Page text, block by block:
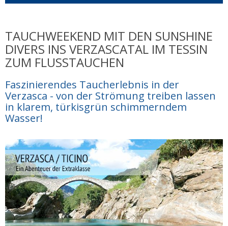
TAUCHWEEKEND MIT DEN SUNSHINE
DIVERS INS VERZASCATAL IM TESSIN
ZUM FLUSSTAUCHEN
Faszinierendes Taucherlebnis in der
Verzasca - von der Strömung treiben lassen
in klarem, türkisgrün schimmerndem
Wasser!